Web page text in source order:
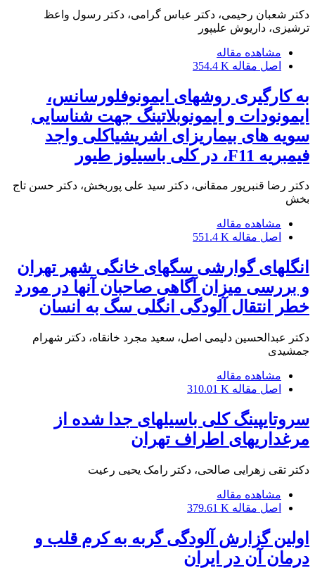
دکتر شعبان رحیمی، دکتر عباس گرامی، دکتر رسول واعظ
ترشیزی، داریوش علیپور
مشاهده مقاله
اصل مقاله 354.4 K
به کارگیری روشهای ایمونوفلورسانس،
ایمونودات و ایمونوبلاتینگ جهت شناسایی
سویه های بیماریزای اشریشیاکلی واجد
فیمبریه F11، در کلی باسیلوز طیور
دکتر رضا قنبرپور ممقانی، دکتر سید علی پوربخش، دکتر حسن تاج
بخش
مشاهده مقاله
اصل مقاله 551.4 K
انگلهای گوارشی سگهای خانگی شهر تهران
و بررسی میزان آگاهی صاحبان آنها در مورد
خطر انتقال آلودگی انگلی سگ به انسان
دکتر عبدالحسین دلیمی اصل، سعید مجرد خانقاه، دکتر شهرام
جمشیدی
مشاهده مقاله
اصل مقاله 310.01 K
سروتایپینگ کلی باسیلهای جدا شده از
مرغداریهای اطراف تهران
دکتر تقی زهرایی صالحی، دکتر رامک یحیی رعیت
مشاهده مقاله
اصل مقاله 379.61 K
اولین گزارش آلودگی گربه به کرم قلب و
درمان آن در ایران